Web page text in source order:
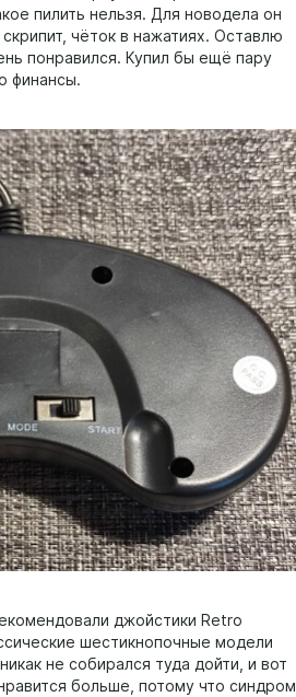
пилить нельзя. Для новодела он
чёток в нажатиях. Оставлю
понравился. Купил бы ещё пару
финансы.
джойстики Retro
шестикнопочные модели
не собирался туда дойти, и вот
больше, потому что синдром